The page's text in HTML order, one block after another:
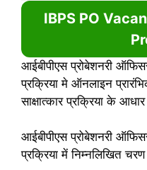
IBPS PO
आईबीपीएस प्रोबेशनरी
प्रक्रिया मे ऑनलाइन
साक्षात्कार प्रक्रिया के
आईबीपीएस प्रोबेशनरी
प्रक्रिया में निम्नलिखित